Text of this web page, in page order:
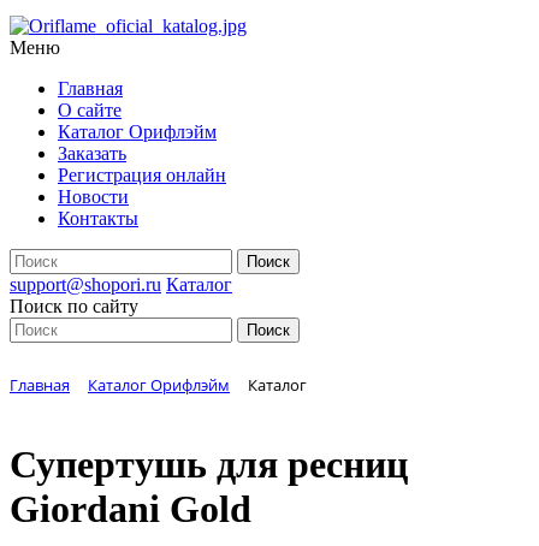
Меню
Главная
О сайте
Каталог Орифлэйм
Заказать
Регистрация онлайн
Новости
Контакты
support@shopori.ru Каталог
Поиск по сайту
Главная Каталог Орифлэйм Каталог
Супертушь для ресниц
Giordani Gold